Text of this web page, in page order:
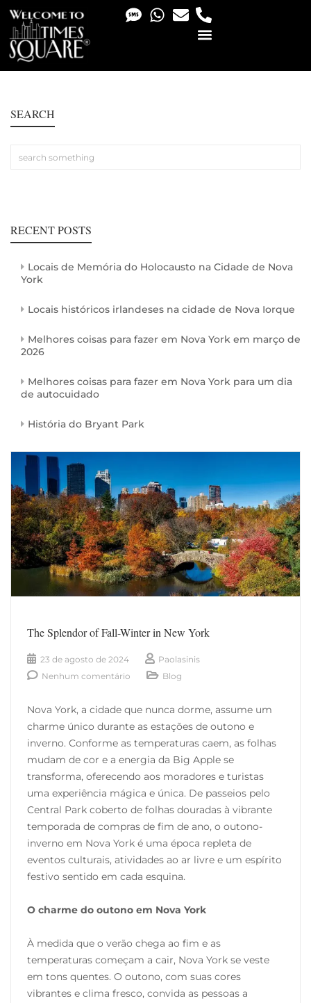
SEARCH
RECENT POSTS
Locais de Memória do Holocausto na Cidade de Nova
York
Locais históricos irlandeses na cidade de Nova Iorque
Melhores coisas para fazer em Nova York em março de
2026
Melhores coisas para fazer em Nova York para um dia
de autocuidado
História do Bryant Park
The Splendor of Fall-Winter in New York
23 de agosto de 2024
Paolasinis
Nenhum comentário
Blog
Nova York, a cidade que nunca dorme, assume um
charme único durante as estações de outono e
inverno. Conforme as temperaturas caem, as folhas
mudam de cor e a energia da Big Apple se
transforma, oferecendo aos moradores e turistas
uma experiência mágica e única. De passeios pelo
Central Park coberto de folhas douradas à vibrante
temporada de compras de fim de ano, o outono-
inverno em Nova York é uma época repleta de
eventos culturais, atividades ao ar livre e um espírito
festivo sentido em cada esquina.
O charme do outono em Nova York
À medida que o verão chega ao fim e as
temperaturas começam a cair, Nova York se veste
em tons quentes. O outono, com suas cores
vibrantes e clima fresco, convida as pessoas a